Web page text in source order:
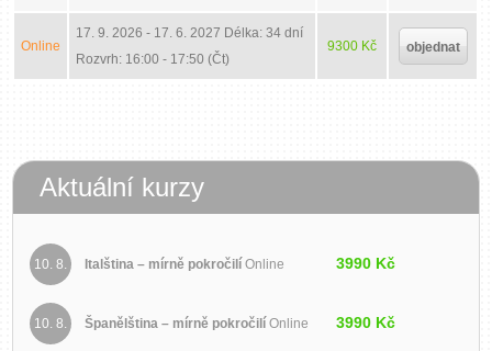
Online
17. 9. 2026 - 17. 6. 2027 Délka: 34 dní
Rozvrh: 16:00 - 17:50 (Čt)
9300 Kč objednat
Aktuální kurzy
10. 8. Italština – mírně pokročilíOnline 3990 Kč
10. 8. Španělština – mírně pokročilíOnline 3990 Kč